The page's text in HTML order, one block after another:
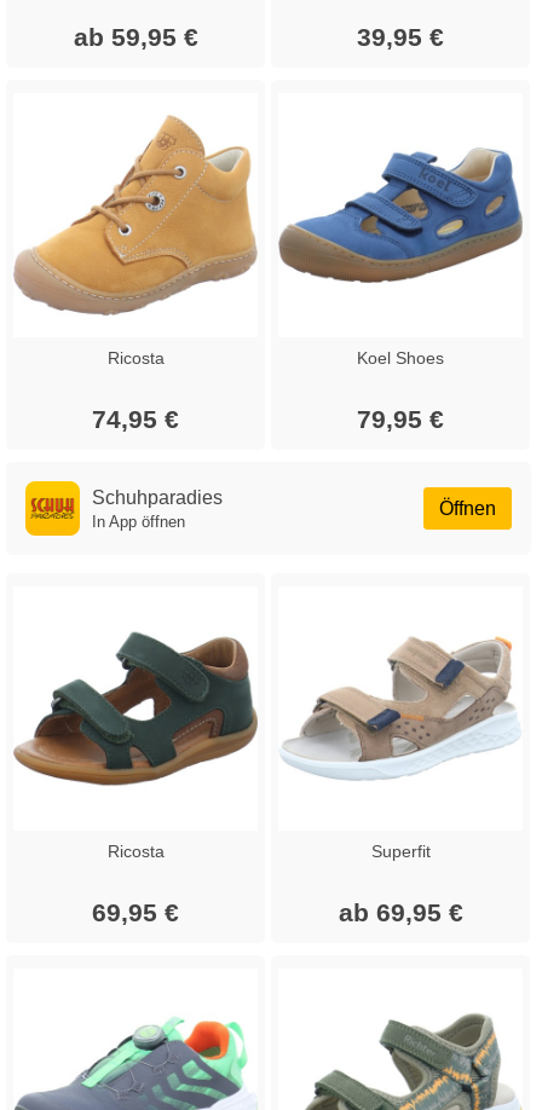
ab 59,95 € 39,95 €
Ricosta
74,95 €
Koel Shoes
79,95 €
Öffnen
Schuhparadies
In App öffnen
Ricosta
69,95 €
Superfit
ab 69,95 €